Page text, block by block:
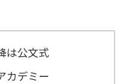
は公文式
カデミー